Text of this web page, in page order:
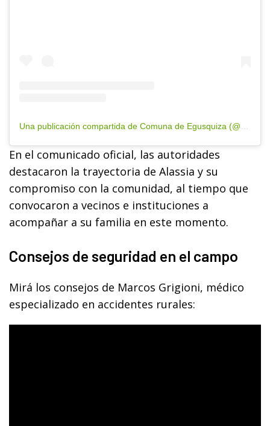
Una publicación compartida de Comuna de Egusquiza (@comuna.egusquiza)
En el comunicado oficial, las autoridades
destacaron la trayectoria de Alassia y su
compromiso con la comunidad, al tiempo que
convocaron a vecinos e instituciones a
acompañar a su familia en este momento.
Consejos de seguridad en el campo
Mirá los consejos de Marcos Grigioni, médico
especializado en accidentes rurales: